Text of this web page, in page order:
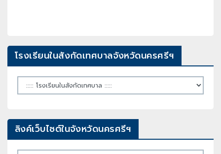
โรงเรียนในสังกัดเทศบาลจังหวัดนครศรีฯ
ลิงค์เว็บไซต์ในจังหวัดนครศรีฯ